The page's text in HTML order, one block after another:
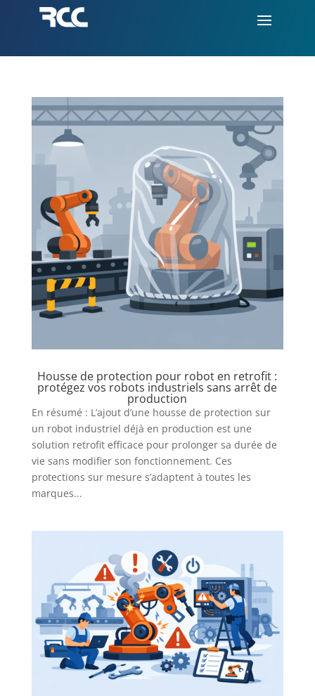
Housse de protection pour robot en retrofit :
protégez vos robots industriels sans arrêt de
production
En résumé : L’ajout d’une housse de protection sur
un robot industriel déjà en production est une
solution retrofit efficace pour prolonger sa durée de
vie sans modifier son fonctionnement. Ces
protections sur mesure s’adaptent à toutes les
marques...